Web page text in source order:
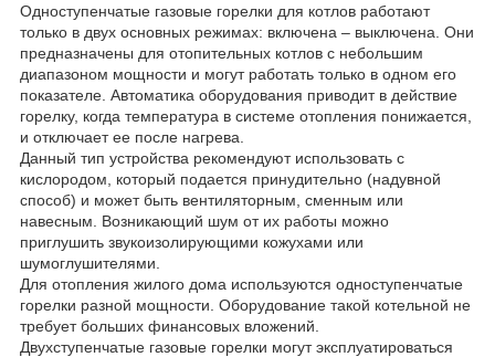
Одноступенчатые газовые горелки для котлов работают
только в двух основных режимах: включена – выключена. Они
предназначены для отопительных котлов с небольшим
диапазоном мощности и могут работать только в одном его
показателе. Автоматика оборудования приводит в действие
горелку, когда температура в системе отопления понижается,
и отключает ее после нагрева.
Данный тип устройства рекомендуют использовать с
кислородом, который подается принудительно (надувной
способ) и может быть вентиляторным, сменным или
навесным. Возникающий шум от их работы можно
приглушить звукоизолирующими кожухами или
шумоглушителями.
Для отопления жилого дома используются одноступенчатые
горелки разной мощности. Оборудование такой котельной не
требует больших финансовых вложений.
Двухступенчатые газовые горелки могут эксплуатироваться